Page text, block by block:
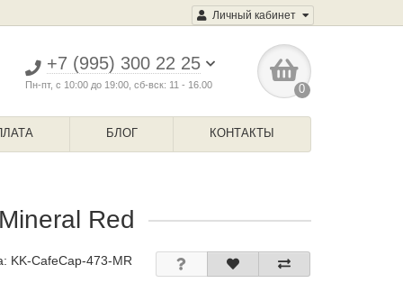
Личный кабинет
+7 (995) 300 22 25
Пн-пт, с 10:00 до 19:00, сб-вск: 11 - 16.00 0
БЛОГ КОНТАКТЫ
Red
KK-CafeCap-473-MR